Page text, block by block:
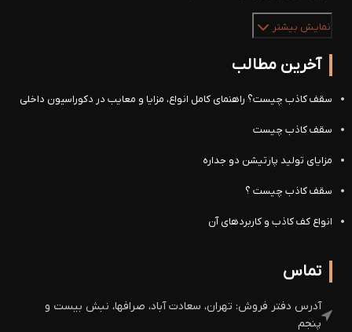
نمایش بیشتر
آخرین مطالب
سقف کاذب چیست؟ راهنمای کامل انواع، مزایا و معایب در دکوراسیون داخلی
سقف کاذب چیست
مزایای تولید پارتیشن دو جداره
سقف کاذب چیست ؟
انواع کف کاذب و کاربردهای آن
تماس
آدرس دفتر فروش: تهران، سعادت آباد، صرافها، نبش بیست و
پنجم